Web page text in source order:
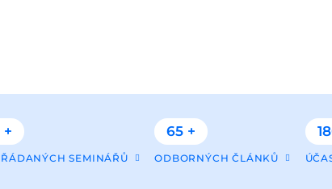
+
SEMINÁŘŮ
65 +
ODBORNÝCH ČLÁNKŮ